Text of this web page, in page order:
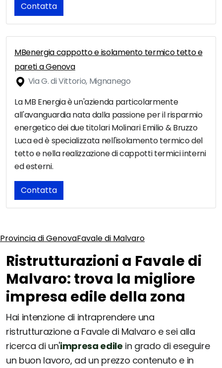
Contatta
MBenergia cappotto e isolamento termico tetto e
pareti a Genova
Via G. di Vittorio, Mignanego
La MB Energia è un'azienda particolarmente
all'avanguardia nata dalla passione per il risparmio
energetico dei due titolari Molinari Emilio & Bruzzo
Luca ed è specializzata nell'isolamento termico del
tetto e nella realizzazione di cappotti termici interni
ed esterni.
Contatta
Provincia di GenovaFavale di Malvaro
Ristrutturazioni a Favale di
Malvaro: trova la migliore
impresa edile della zona
Hai intenzione di intraprendere una
ristrutturazione a Favale di Malvaro e sei alla
ricerca di un'impresa edile in grado di eseguire
un buon lavoro, ad un prezzo contenuto e in